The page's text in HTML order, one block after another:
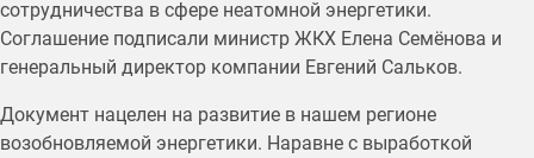
сотрудничества в сфере неатомной энергетики.
Соглашение подписали министр ЖКХ Елена Семёнова и
генеральный директор компании Евгений Сальков.
Документ нацелен на развитие в нашем регионе
возобновляемой энергетики. Наравне с выработкой